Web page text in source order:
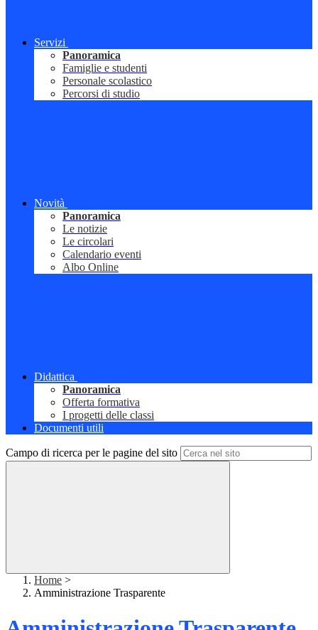
Servizi
Panoramica
Famiglie e studenti
Personale scolastico
Percorsi di studio
Novità
Panoramica
Le notizie
Le circolari
Calendario eventi
Albo Online
Didattica
Panoramica
Offerta formativa
I progetti delle classi
Documenti utili
Campo di ricerca per le pagine del sito
Home >
Amministrazione Trasparente